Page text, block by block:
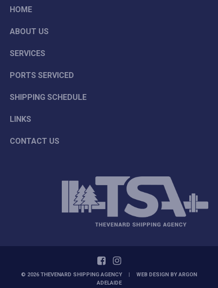
HOME
ABOUT US
SERVICES
PORTS SERVICED
SHIPPING SCHEDULE
LINKS
CONTACT US
© 2026 THEVENARD SHIPPING AGENCY WEB DESIGN BYARGON
ADELAIDE